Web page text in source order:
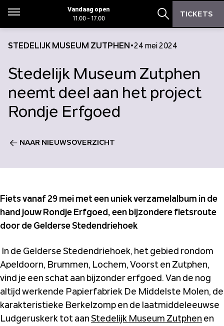
Menu
Vandaag open
11.00 - 17.00
Zoekbalk
TICKETS
Zoeken Zoeken
NAAR NIEUWSOVERZICHT
STEDELIJK MUSEUM ZUTPHEN•24 mei 2024
Stedelijk Museum Zutphen
neemt deel aan het project
Rondje Erfgoed
Fiets vanaf 29 mei met een uniek verzamelalbum in de
hand jouw Rondje Erfgoed, een bijzondere fietsroute
door de Gelderse Stedendriehoek
In de Gelderse Stedendriehoek, het gebied rondom
Apeldoorn, Brummen, Lochem, Voorst en Zutphen,
vind je een schat aan bijzonder erfgoed. Van de nog
altijd werkende Papierfabriek De Middelste Molen, de
karakteristieke Berkelzomp en de laatmiddeleeuwse
Ludgeruskerk tot aanStedelijk Museum Zutphen en